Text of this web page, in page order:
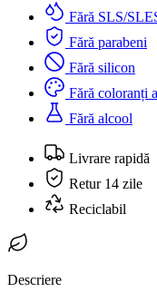
Fără SLS/
Fără parabeni
Fără silicon
Fără coloranți
Fără alcool
Livrare rapidă
Retur 14 zile
Reciclabil
Descriere